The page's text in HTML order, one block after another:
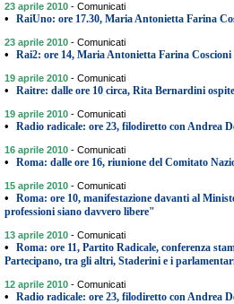
23 aprile 2010 - Comunicati
• RaiUno: ore 17.30, Maria Antonietta Farina
23 aprile 2010 - Comunicati
• Rai2: ore 14, Maria Antonietta Farina
19 aprile 2010 - Comunicati
• Raitre: dalle ore 10 circa, Rita Bernardini
19 aprile 2010 - Comunicati
• Radio radicale: ore 23, filodiretto con Andrea
16 aprile 2010 - Comunicati
• Roma: dalle ore 16, riunione del Comitato
15 aprile 2010 - Comunicati
•
Roma: ore 10, manifestazione davanti al
professioni siano davvero libere"
13 aprile 2010 - Comunicati
•
Roma: ore 11, Partito Radicale, conferenza
Partecipano, tra gli altri, Staderini e i
12 aprile 2010 - Comunicati
• Radio radicale: ore 23, filodiretto con Andrea